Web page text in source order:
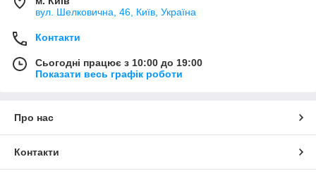
вул. Шелковична, 46, Київ, Україна
Контакти
Сьогодні працює з 10:00 до 19:00
Показати весь графік роботи
Про нас
Контакти